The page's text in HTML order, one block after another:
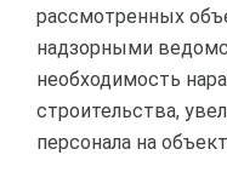
рассмотренных
надзорными
необходимость
строительства,
персонала на